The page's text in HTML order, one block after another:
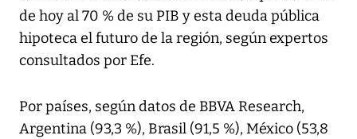
de hoy al 70 % de su PIB y esta deuda pública
hipoteca el futuro de la región, según expertos
consultados por Efe.
Por países, según datos de BBVA Research,
Argentina (93,3 %), Brasil (91,5 %), México (53,8